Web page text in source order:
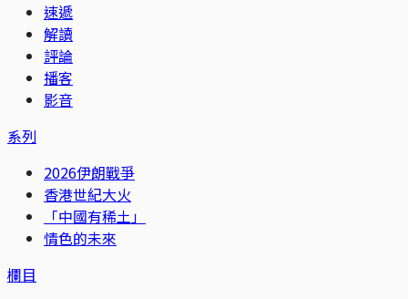
速遞
解讀
評論
播客
影音
系列
2026伊朗戰爭
香港世紀大火
「中國有稀土」
情色的未來
欄目